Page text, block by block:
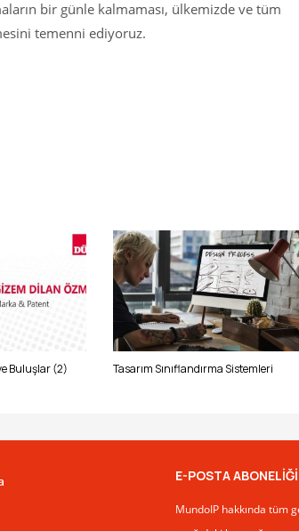
bir günle kalmaması, ülkemizde ve tüm
temenni ediyoruz.
Buluşlar (2) Tasarım Sınıflandırma Sistemleri
E-POSTA ABONELİĞİ
MundoIP hakkında tüm